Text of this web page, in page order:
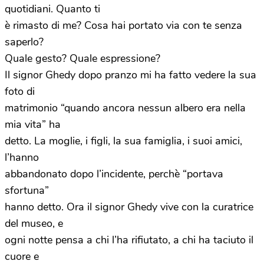
quotidiani. Quanto ti
è rimasto di me? Cosa hai portato via con te senza
saperlo?
Quale gesto? Quale espressione?
Il signor Ghedy dopo pranzo mi ha fatto vedere la sua
foto di
matrimonio “quando ancora nessun albero era nella
mia vita” ha
detto. La moglie, i figli, la sua famiglia, i suoi amici,
l’hanno
abbandonato dopo l’incidente, perchè “portava
sfortuna”
hanno detto. Ora il signor Ghedy vive con la curatrice
del museo, e
ogni notte pensa a chi l’ha rifiutato, a chi ha taciuto il
cuore e